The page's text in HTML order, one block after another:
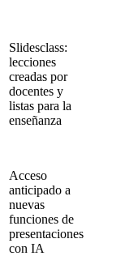
Slidesclass:
lecciones
creadas por
docentes y
listas para la
enseñanza
Acceso
anticipado a
nuevas
funciones de
presentaciones
con IA